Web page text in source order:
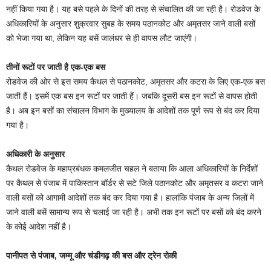
नहीं किया गया है। यह बसे पहले के दिनाें की तरह से संचालित की जा रही है। रोडवेज के
अधिकारियों के अनुसार शुक्रवार सुबह के समय पठानकोट और अमृतसर जाने वाली बसों
को भेजा गया था, लेकिन यह बसें जालंधर से ही वापस लौट जाएंगी।
तीनों रूटों पर जाती है एक-एक बस
रोडवेज की ओर से इस समय कैथल से पठानकोट, अमृतसर और कटरा के लिए एक-एक बस
जाती हैं। इसमें एक बस इन रूटों पर जाती हैं। जबकि दूसरी बस इन रूटों से वापस होती
है। अब इन बसों का संचालन विभाग के मुख्यालय के आदेशों तक पूर्ण रूप से बंद कर दिया
गया है।
अधिकारी के अनुसार
कैथल रोडवेज के महाप्रबंधक कमलजीत चहल ने बताया कि आला अधिकारियों के निर्देशों
पर कैथल से पंजाब में पाकिस्तान बॉर्डर से सटे जिले पठानकोट और अमृतसर व कटरा जाने
वाली बसों को आगामी आदेशों तक बंद कर दिया गया है। हालांकि पंजाब के अन्य जिलों में
जाने वाली बसें सामान्य रूप से चलाई जा रही है। अभी तक इन रूटों पर बसों को बंद करने
के कोई आदेश नहीं है।
पानीपत से पंजाब, जम्मू और चंडीगढ़ की बस और ट्रेन रोकी